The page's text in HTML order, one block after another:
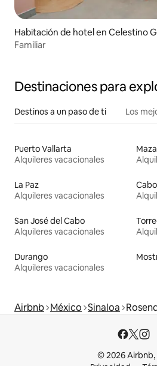
Habitación de hotel en Celestino
Familiar
Destinaciones para
Destinos a un paso de ti Los
Puerto Vallarta
Alquileres vacacionales
La Paz
Alquileres vacacionales
San José del Cabo
Alquileres vacacionales
Durango
Alquileres vacacionales
Airbnb México Sinaloa
© 2026 Airbnb,